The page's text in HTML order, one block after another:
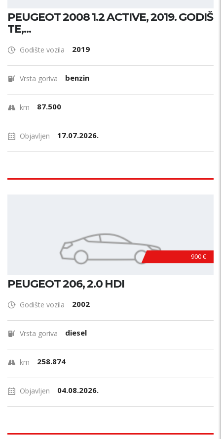
PEUGEOT 2008 1.2 ACTIVE, 2019. GODIŠ
TE,...
Godište vozila 2019
Vrsta goriva benzin
km 87.500
Objavljen 17.07.2026.
900 €
PEUGEOT 206, 2.0 HDI
Godište vozila 2002
Vrsta goriva diesel
km 258.874
Objavljen 04.08.2026.